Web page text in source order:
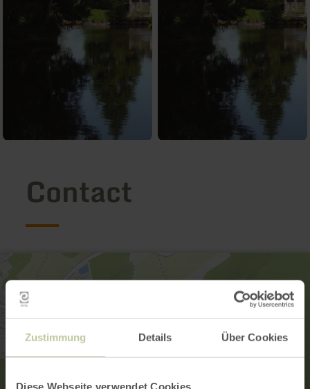
Zustimmung Details Über Cookies
Diese Webseite verwendet Cookies
Contact